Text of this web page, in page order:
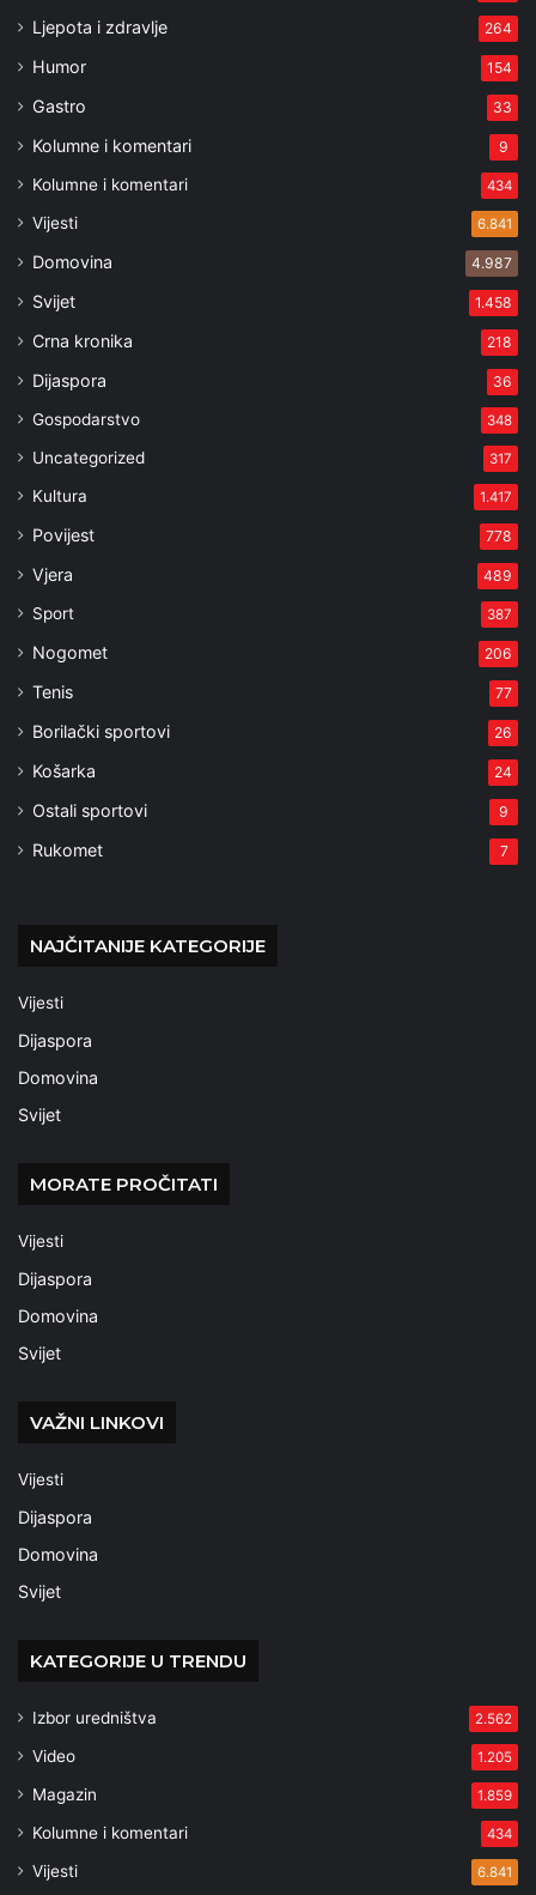
Ljepota i zdravlje 264
Humor 154
Gastro 33
Kolumne i komentari 9
Kolumne i komentari 434
Vijesti 6.841
Domovina 4.987
Svijet 1.458
Crna kronika 218
Dijaspora 36
Gospodarstvo 348
Uncategorized 317
Kultura 1.417
Povijest 778
Vjera 489
Sport 387
Nogomet 206
Tenis 77
Borilački sportovi 26
Košarka 24
Ostali sportovi 9
Rukomet 7
NAJČITANIJE KATEGORIJE
Vijesti
Dijaspora
Domovina
Svijet
MORATE PROČITATI
Vijesti
Dijaspora
Domovina
Svijet
VAŽNI LINKOVI
Vijesti
Dijaspora
Domovina
Svijet
KATEGORIJE U TRENDU
Izbor uredništva 2.562
Video 1.205
Magazin 1.859
Kolumne i komentari 434
Vijesti 6.841